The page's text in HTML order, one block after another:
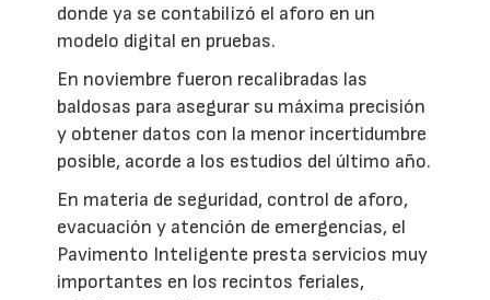
donde ya se contabilizó el aforo en un
modelo digital en pruebas.
En noviembre fueron recalibradas las
baldosas para asegurar su máxima precisión
y obtener datos con la menor incertidumbre
posible, acorde a los estudios del último año.
En materia de seguridad, control de aforo,
evacuación y atención de emergencias, el
Pavimento Inteligente presta servicios muy
importantes en los recintos feriales,